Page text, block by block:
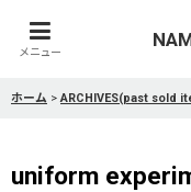
メニュー
ホーム > ARCHIVES(past sold
uniform